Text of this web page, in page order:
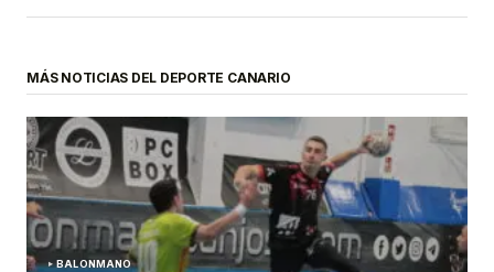
MÁS NOTICIAS DEL DEPORTE CANARIO
BALONMANO